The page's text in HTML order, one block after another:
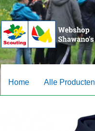
Ga
door
naar
navigatie
Ga
naar
de
inhoud
Home Alle Producten